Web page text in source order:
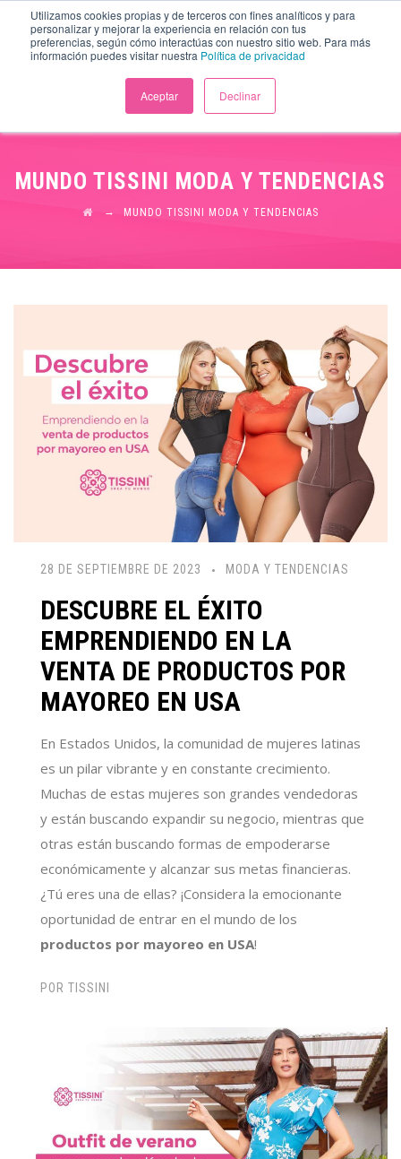
Utilizamos cookies propias y de terceros con fines analíticos y para
personalizar y mejorar la experiencia en relación con tus
preferencias, según cómo interactúas con nuestro sitio web. Para más
información puedes visitar nuestra Política de privacidad
Aceptar Declinar
MUNDO TISSINI MODA Y TENDENCIAS
→ MUNDO TISSINI MODA Y TENDENCIAS
28 DE SEPTIEMBRE DE 2023 MODA Y TENDENCIAS
DESCUBRE EL ÉXITO
EMPRENDIENDO EN LA
VENTA DE PRODUCTOS POR
MAYOREO EN USA
En Estados Unidos, la comunidad de mujeres latinas
es un pilar vibrante y en constante crecimiento.
Muchas de estas mujeres son grandes vendedoras
y están buscando expandir su negocio, mientras que
otras están buscando formas de empoderarse
económicamente y alcanzar sus metas financieras.
¿Tú eres una de ellas? ¡Considera la emocionante
oportunidad de entrar en el mundo de los
productos por mayoreo en USA!
POR TISSINI